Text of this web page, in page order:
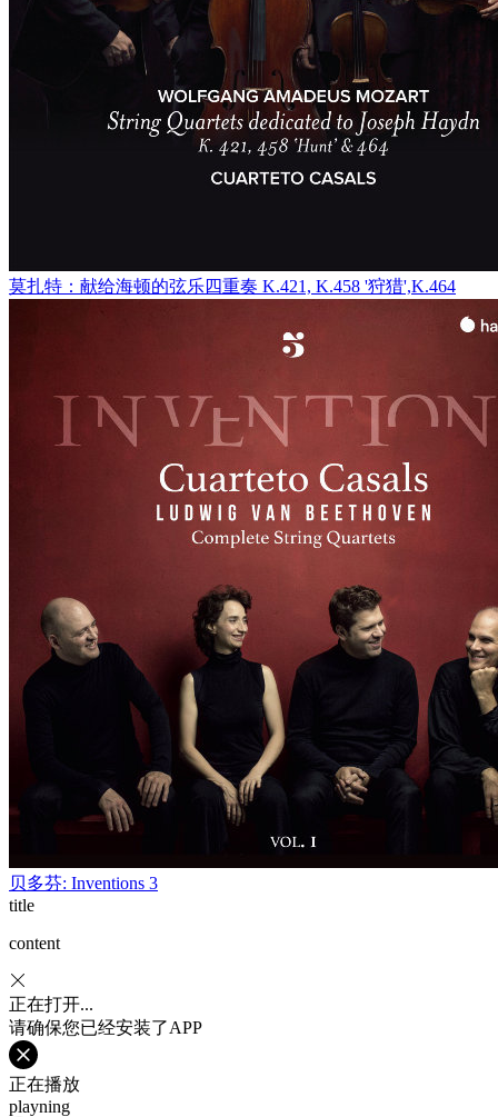
莫扎特：献给海顿的弦乐四重奏 K.421, K.458 '狩猎',K.464
贝多芬: Inventions 3
title
content
正在打开...
请确保您已经安装了APP
正在播放
playning